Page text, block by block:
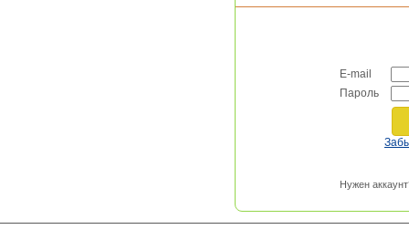
E-mail
Пароль
Нужен